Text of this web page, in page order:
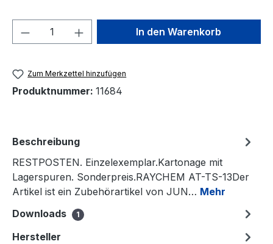
Produkt Anzahl: Gib denIn den Warenkorb
Zum Merkzettel hinzufügen
Produktnummer: 11684
Beschreibung
RESTPOSTEN. Einzelexemplar.Kartonage mit
Lagerspuren. Sonderpreis.RAYCHEM AT-TS-13Der
Artikel ist ein Zubehörartikel von JUN… Mehr
Downloads
1
Hersteller